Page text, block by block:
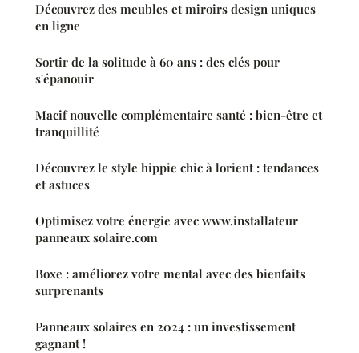
Découvrez des meubles et miroirs design uniques
en ligne
Sortir de la solitude à 60 ans : des clés pour
s'épanouir
Macif nouvelle complémentaire santé : bien-être et
tranquillité
Découvrez le style hippie chic à lorient : tendances
et astuces
Optimisez votre énergie avec www.installateur
panneaux solaire.com
Boxe : améliorez votre mental avec des bienfaits
surprenants
Panneaux solaires en 2024 : un investissement
gagnant !